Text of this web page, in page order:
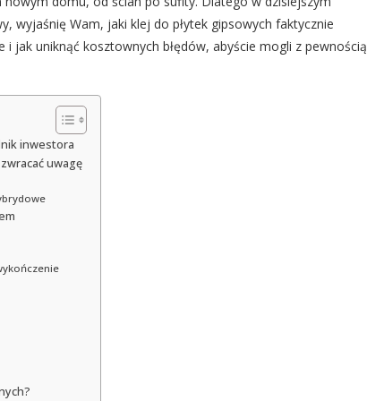
wyjaśnię Wam, jaki klej do płytek gipsowych faktycznie
jak uniknąć kosztownych błędów, abyście mogli z pewnością
inwestora
uwagę